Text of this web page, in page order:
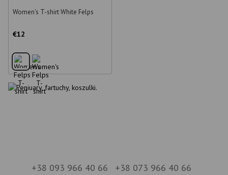
Women's T-shirt White Felps
€12
+38 093 966 40 66 +38 073 966 40 66